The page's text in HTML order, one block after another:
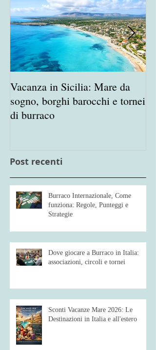
Vacanza in Sicilia: Mare da
sogno, borghi barocchi e tornei
di burraco
Post recenti
Burraco Internazionale, Come
funziona: Regole, Punteggi e
Strategie
Dove giocare a Burraco in Italia:
associazioni, circoli e tornei
Sconti Vacanze Mare 2026: Le
Destinazioni in Italia e all'estero